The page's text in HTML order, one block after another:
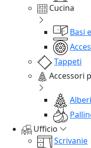
Cucina
Basi
Tappeti
Accessori
Alberi
Ufficio
Scrivanie